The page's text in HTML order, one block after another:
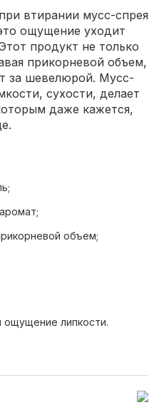
втирании мусс-спрея
ощущение уходит
продукт не только
прикорневой объем,
за шевелюрой. Мусс-
сухости, делает
даже кажется,
объем;
ощущение липкости.